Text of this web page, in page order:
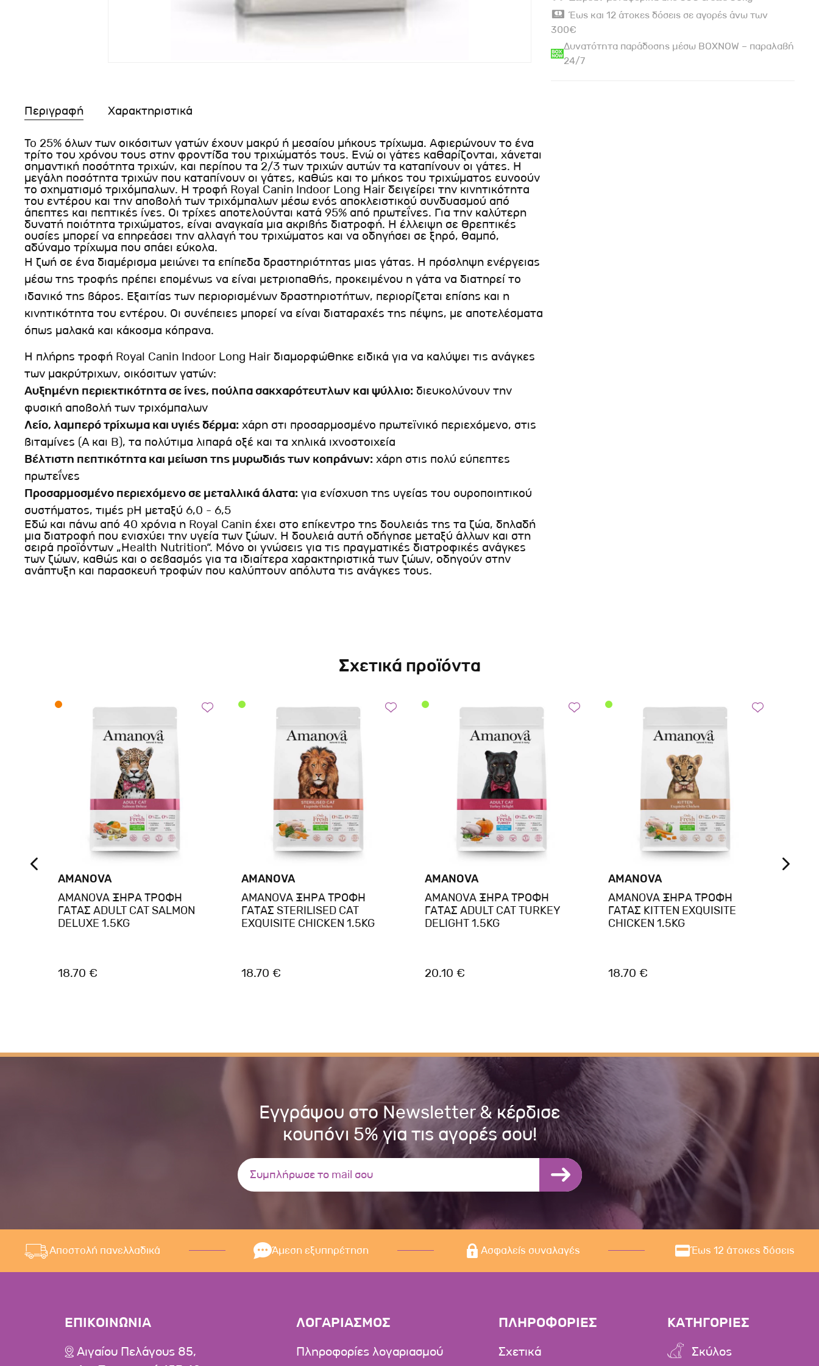
Έως και 12 άτοκες δόσεις σε αγορές άνω των
300€
Δυνατότητα παράδοσης μέσω BOXNOW – παραλαβή
24/7
Περιγραφή Χαρακτηριστικά
To 25% όλων των οικόσιτων γατών έχουν μακρύ ή μεσαίου μήκους τρίχωμα. Αφιερώνουν το ένα
τρίτο του χρόνου τους στην φροντίδα του τριχώματός τους. Ενώ οι γάτες καθαρίζονται, χάνεται
σημαντική ποσότητα τριχών, και περίπου τα 2/3 των τριχών αυτών τα καταπίνουν οι γάτες. Η
μεγάλη ποσότητα τριχών που καταπίνουν οι γάτες, καθώς και το μήκος του τριχώματος ευνοούν
το σχηματισμό τριχόμπαλων. Η τροφή Royal Canin Indoor Long Hair δειγείρει την κινητικότητα
του εντέρου και την αποβολή των τριχόμπαλων μέσω ενός αποκλειστικού συνδυασμού από
άπεπτες και πεπτικές ίνες. Οι τρίχες αποτελούνται κατά 95% από πρωτεΐνες. Για την καλύτερη
δυνατή ποιότητα τριχώματος, είναι αναγκαία μια ακριβής διατροφή. Η έλλειψη σε θρεπτικές
ουσίες μπορεί να επηρεάσει την αλλαγή του τριχώματος και να οδηγήσει σε ξηρό, θαμπό,
αδύναμο τρίχωμα που σπάει εύκολα.
Η ζωή σε ένα διαμέρισμα μειώνει τα επίπεδα δραστηριότητας μιας γάτας. Η πρόσληψη ενέργειας
μέσω της τροφής πρέπει επομένως να είναι μετριοπαθής, προκειμένου η γάτα να διατηρεί το
ιδανικό της βάρος. Εξαιτίας των περιορισμένων δραστηριοτήτων, περιορίζεται επίσης και η
κινητικότητα του εντέρου. Οι συνέπειες μπορεί να είναι διαταραχές της πέψης, με αποτελέσματα
όπως μαλακά και κάκοσμα κόπρανα.
Η πλήρης τροφή Royal Canin Indoor Long Hair διαμορφώθηκε ειδικά για να καλύψει τις ανάγκες
των μακρύτριχων, οικόσιτων γατών:
Αυξημένη περιεκτικότητα σε ίνες, πούλπα σακχαρότευτλων και ψύλλιο: διευκολύνουν την
φυσική αποβολή των τριχόμπαλων
Λείο, λαμπερό τρίχωμα και υγιές δέρμα: χάρη στι προσαρμοσμένο πρωτεϊνικό περιεχόμενο, στις
βιταμίνες (A και B), τα πολύτιμα λιπαρά οξέ και τα χηλικά ιχνοστοιχεία
Βέλτιστη πεπτικότητα και μείωση της μυρωδιάς των κοπράνων: χάρη στις πολύ εύπεπτες
πρωτεΐνες
Προσαρμοσμένο περιεχόμενο σε μεταλλικά άλατα: για ενίσχυση της υγείας του ουροποιητικού
συστήματος, τιμές pH μεταξύ 6,0 - 6,5
Εδώ και πάνω από 40 χρόνια η Royal Canin έχει στο επίκεντρο της δουλειάς της τα ζώα, δηλαδή
μια διατροφή που ενισχύει την υγεία των ζώων. Η δουλειά αυτή οδήγησε μεταξύ άλλων και στη
σειρά προϊόντων „Health Nutrition“. Μόνο οι γνώσεις για τις πραγματικές διατροφικές ανάγκες
των ζώων, καθώς και ο σεβασμός για τα ιδιαίτερα χαρακτηριστικά των ζώων, οδηγούν στην
ανάπτυξη και παρασκευή τροφών που καλύπτουν απόλυτα τις ανάγκες τους.
Σχετικά προϊόντα
AMANOVA
AMANOVA ΞΗΡΑ ΤΡΟΦΗ
ΓΑΤΑΣ ADULT CAT SALMON
DELUXE 1.5KG
18.70 €
AMANOVA
AMANOVA ΞΗΡΑ ΤΡΟΦΗ
ΓΑΤΑΣ STERILISED CAT
EXQUISITE CHICKEN 1.5KG
18.70 €
AMANOVA
AMANOVA ΞΗΡΑ ΤΡΟΦΗ
ΓΑΤΑΣ ADULT CAT TURKEY
DELIGHT 1.5KG
20.10 €
AMANOVA
AMANOVA ΞΗΡΑ ΤΡΟΦΗ
ΓΑΤΑΣ KITTEN EXQUISITE
CHICKEN 1.5KG
18.70 €
Εγγράψου στο Newsletter & κέρδισε
κουπόνι 5% για τις αγορές σου!
Αποστολή πανελλαδικά Άμεση εξυπηρέτηση Ασφαλείς συναλαγές Έως 12 άτοκες δόσεις
ΕΠΙΚΟΙΝΩΝΙΑ
Αιγαίου Πελάγους 85,
ΛΟΓΑΡΙΑΣΜΟΣ
Πληροφορίες λογαριασμού
ΠΛΗΡΟΦΟΡΙΕΣ
Σχετικά
ΚΑΤΗΓΟΡΙΕΣ
Σκύλος